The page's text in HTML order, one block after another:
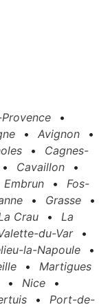
•
• Avignon
•
•
Cagnes-
• Cavaillon
•
Embrun •
Fos-
• Grasse
•
Crau •
La
du-Var
•
la-Napoule
•
•
Martigues
• Nice
•
•
Port-de-